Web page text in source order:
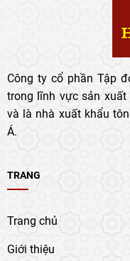
Công ty cổ phần Tập
trong lĩnh vực sản
và là nhà xuất khẩu
Á.
TRANG
Trang chủ
Giới thiệu